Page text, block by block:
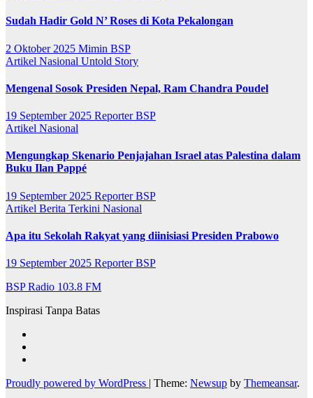
Sudah Hadir Gold N’ Roses di Kota Pekalongan
2 Oktober 2025 Mimin BSP
Artikel Nasional Untold Story
Mengenal Sosok Presiden Nepal, Ram Chandra Poudel
19 September 2025 Reporter BSP
Artikel Nasional
Mengungkap Skenario Penjajahan Israel atas Palestina dalam
Buku Ilan Pappé
19 September 2025 Reporter BSP
Artikel Berita Terkini Nasional
Apa itu Sekolah Rakyat yang diinisiasi Presiden Prabowo
19 September 2025 Reporter BSP
BSP Radio 103.8 FM
Inspirasi Tanpa Batas
Proudly powered by WordPress | Theme: Newsup by Themeansar.